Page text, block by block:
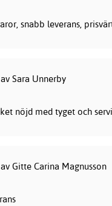
snabb leverans,
Sara Unnerby
nöjd med tyget och
Gitte Carina Magnusson